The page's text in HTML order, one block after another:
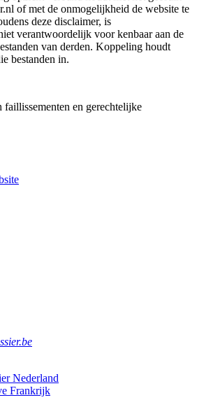
of met de onmogelijkheid de website te
deze disclaimer, is
verantwoordelijk voor kenbaar aan de
van derden. Koppeling houdt
bestanden in.
faillissementen en gerechtelijke
Nederland
Frankrijk